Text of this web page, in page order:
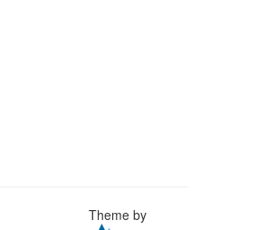
Theme by